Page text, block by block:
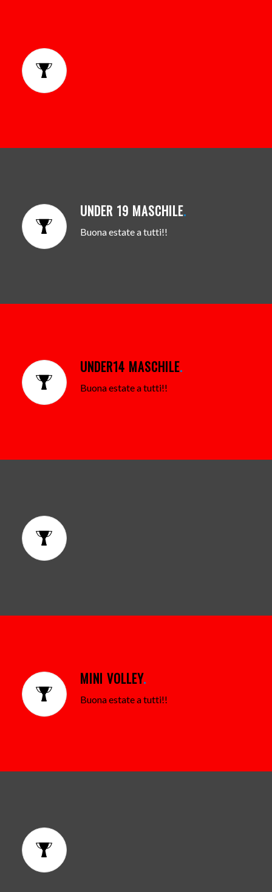
UNDER 19 MASCHILE.
Buona estate a tutti!!
UNDER14 MASCHILE.
Buona estate a tutti!!
MINI VOLLEY.
Buona estate a tutti!!